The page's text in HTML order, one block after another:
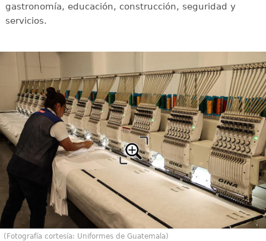
gastronomía, educación, construcción, seguridad y
servicios.
(Fotografía cortesía: Uniformes de Guatemala)